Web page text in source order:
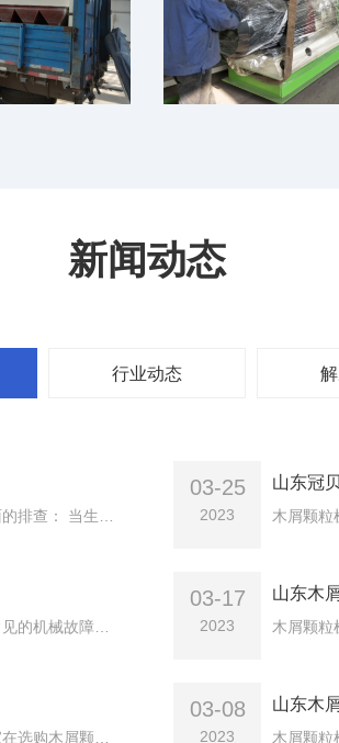
新闻动态
行业动态
生物质颗粒机启动不起来可能是电机缺项需要经过以下几个方面的排查： 当生物质颗粒机电源接通后时，一般会发出沉闷的嗡嗡声而无法起动。因为缺一相电源后，定子铁心中产生的是单相脉动磁场，分解成得到正逆序幅值相等的旋转磁势。 生物质颗粒机此时短路转子对定子正逆序磁势产生效应相等的反作用，与定子合成后产生正逆序相等的磁场，这时正逆序转矩也相等，不能使电动机产生起动转矩，电机也就不能起动。
03-25
2023
山东冠
屑颗粒机在使用过程中总有这样那样问题，主轴晃动是一个很常见的机械故障，下面小编就给大家简单介绍一下木屑颗粒机造成故障发生的原因及解决方法：1.主轴尾部未收紧或收不紧；2.木屑颗粒机主轴轴承花栏变形或轴承磨损；
03-17
2023
山东木
木屑颗粒机的购买所有厂家都不会告诉你这个秘密的，因为大家在选购木屑颗粒机的时候在问及易损件的时候，首先知道的是磨具和压棍，至于轴承销售人员只是一句话带过，不会带你真正的剖析关于轴承的深层次问题，因为你了解的更多，他们的专业知识不足以回答你的问题，其实木屑颗粒机设备的轴承配合是降低颗粒机能耗，提高木屑颗粒机工作效率的有效方法，保证机器正常运转、提高轴承的使用寿命和充分利用轴承的承载能力关系很大。也是
03-08
2023
山东木